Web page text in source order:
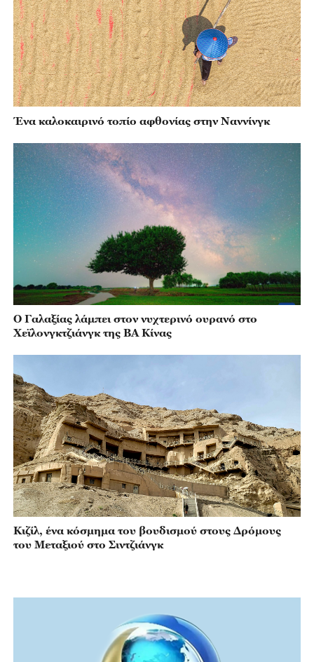
Ένα καλοκαιρινό τοπίο αφθονίας στην Ναννίνγκ
Ο Γαλαξίας λάμπει στον νυχτερινό ουρανό στο
Χεϊλονγκτζιάνγκ της ΒΑ Κίνας
Κιζίλ, ένα κόσμημα του βουδισμού στους Δρόμους
του Μεταξιού στο Σιντζιάνγκ